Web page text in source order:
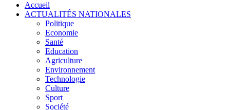
Accueil
ACTUALITÉS NATIONALES
Politique
Economie
Santé
Education
Agriculture
Environnement
Technologie
Culture
Sport
Société